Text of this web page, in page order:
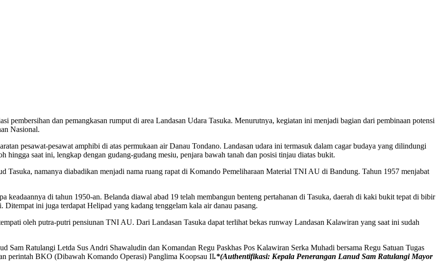
dan pemangkasan rumput di area Landasan Udara Tasuka. Menurutnya, kegiatan ini menjadi bagian dari pembinaan potensi
Nasional.
pesawat-pesawat amphibi di atas permukaan air Danau Tondano. Landasan udara ini termasuk dalam cagar budaya yang dilindungi
hingga saat ini, lengkap dengan gudang-gudang mesiu, penjara bawah tanah dan posisi tinjau diatas bukit.
namanya diabadikan menjadi nama ruang rapat di Komando Pemeliharaan Material TNI AU di Bandung. Tahun 1957 menjabat
keadaannya di tahun 1950-an. Belanda diawal abad 19 telah membangun benteng pertahanan di Tasuka, daerah di kaki bukit tepat di bibir
ini juga terdapat Helipad yang kadang tenggelam kala air danau pasang.
oleh putra-putri pensiunan TNI AU. Dari Landasan Tasuka dapat terlihat bekas runway Landasan Kalawiran yang saat ini sudah
Sam Ratulangi Letda Sus Andri Shawaludin dan Komandan Regu Paskhas Pos Kalawiran Serka Muhadi bersama Regu Satuan Tugas
perintah BKO (Dibawah Komando Operasi) Panglima Koopsau II.*(Authentifikasi: Kepala Penerangan Lanud Sam Ratulangi Mayor